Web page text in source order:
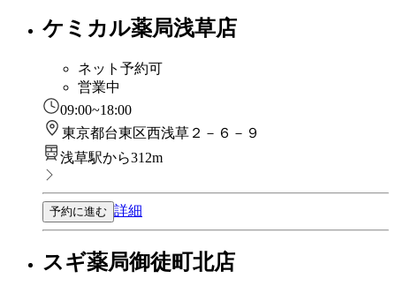
ケミカル薬局浅草店
ネット予約可
営業中
09:00~18:00
東京都台東区西浅草２－６－９
浅草駅から312m
予約に進む 詳細
スギ薬局御徒町北店